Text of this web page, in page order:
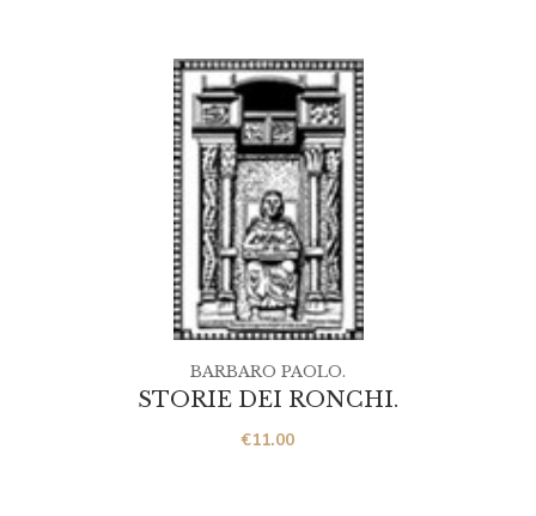
STORIE DEI RONCHI.
€11.00
BARBARO PAOLO.